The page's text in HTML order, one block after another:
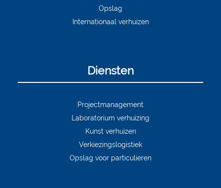
Opslag
Internationaal verhuizen
Diensten
Projectmanagement
Laboratorium verhuizing
Kunst verhuizen
Verkiezingslogistiek
Opslag voor particulieren